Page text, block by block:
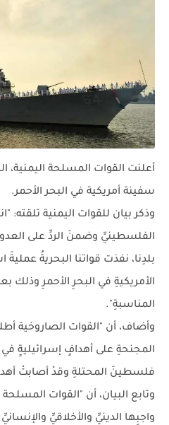
أعلنت القوات المسلحة اليمنية،
سفينة أمريكية في البحر الأحمر.
وذكر بيان للقوات اليمنية
الفلسطينيِّ وضمنَ الردِّ على
الأمريكيةِ في البحرِ الأحمرِ وذلك
المناسبةِ".
وأضاف، أن "القوات الصاروخية
المجنحةِ على أهدافٍ إسرائيليةٍ
فلسطينَ المحتلةِ وقدْ أصابتْ
وتابع البيان، أن "القوات
واجبِها الدينيِّ والأخلاقيِّ